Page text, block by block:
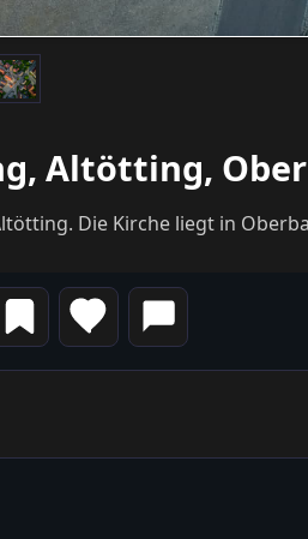
Altötting,
Die Kirche liegt in